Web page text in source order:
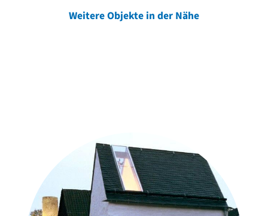
Weitere Objekte in der Nähe